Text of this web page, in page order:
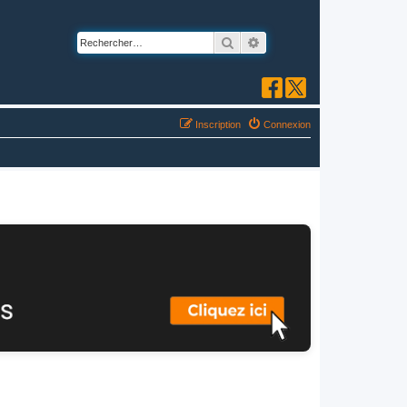
Rechercher
Connexion
Inscription